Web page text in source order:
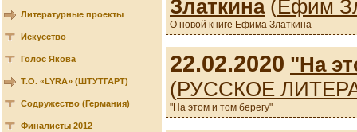
Литературные проекты
Искусство
Голос Якова
Т.О. «LYRA» (ШТУТГАРТ)
Содружество (Германия)
Финалисты 2012
Златкина(Ефим
О новой книге Ефима Златкина
22.02.2020 "На
(РУССКОЕ
"На этом и том берегу"